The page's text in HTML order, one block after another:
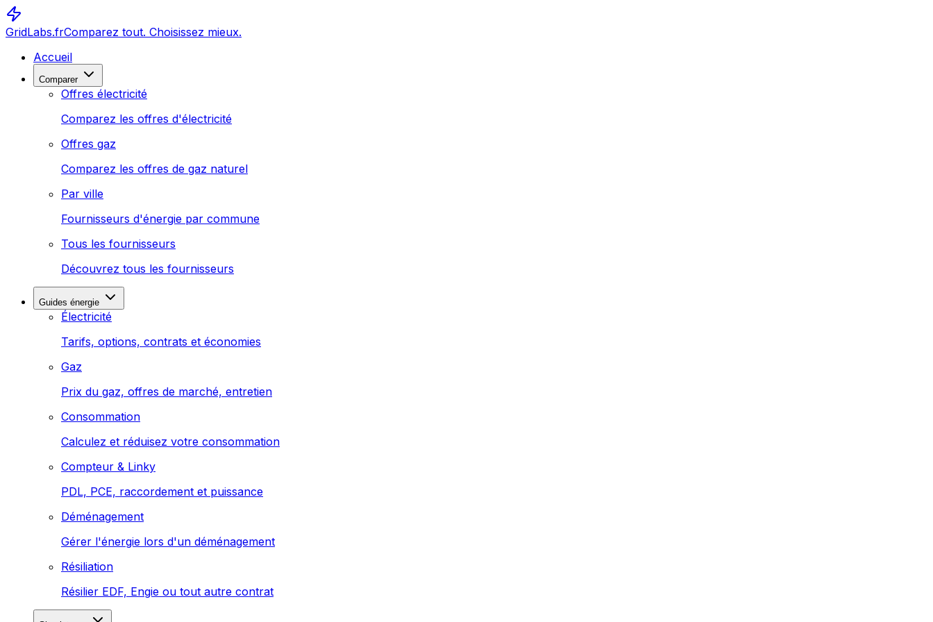
GridLabs.frComparez tout. Choisissez mieux.
Accueil
Comparer
Offres électricité
Comparez les offres d'électricité
Offres gaz
Comparez les offres de gaz naturel
Par ville
Fournisseurs d'énergie par commune
Tous les fournisseurs
Découvrez tous les fournisseurs
Guides énergie
Électricité
Tarifs, options, contrats et économies
Gaz
Prix du gaz, offres de marché, entretien
Consommation
Calculez et réduisez votre consommation
Compteur & Linky
PDL, PCE, raccordement et puissance
Déménagement
Gérer l'énergie lors d'un déménagement
Résiliation
Résilier EDF, Engie ou tout autre contrat